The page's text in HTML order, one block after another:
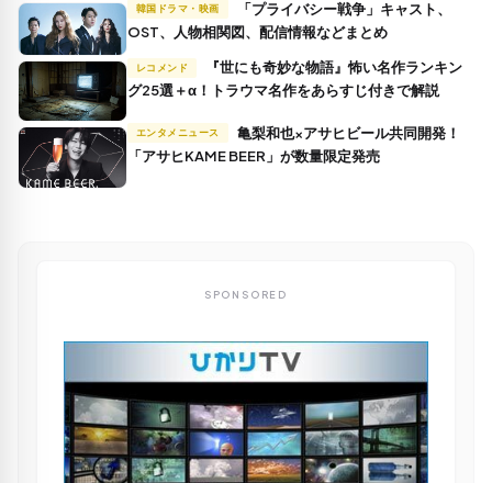
韓国ドラマ・映画
OST、人物相関図、配信情報などまとめ
レコメンド
グ25選＋α！トラウマ名作をあらすじ付きで解説
エンタメニュース
「アサヒKAME BEER」が数量限定発売
SPONSORED